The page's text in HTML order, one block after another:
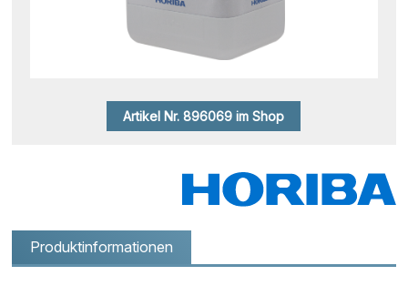
Artikel Nr. 896069 im Shop
Produktinformationen